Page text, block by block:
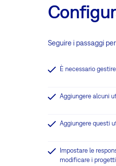
Seguire i passaggi
È necessario
Aggiungere alcuni
Aggiungere questi
Impostare le
modificare i progetti.